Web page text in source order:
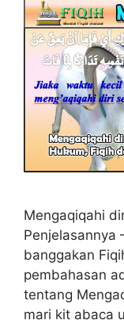
Mengaqiqahi
Penjelasannya
banggakan
pembahasan
tentang
mari kit abaca